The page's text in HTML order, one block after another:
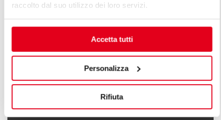
raccolto dal suo utilizzo dei loro servizi.
Accetta tutti
Personalizza
Rifiuta
GAS COOKERS 6 + 10 KW GAS